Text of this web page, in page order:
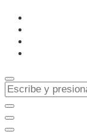
Un espacio
muchos
donde también
conmueven, me
¿Buscas
algo?